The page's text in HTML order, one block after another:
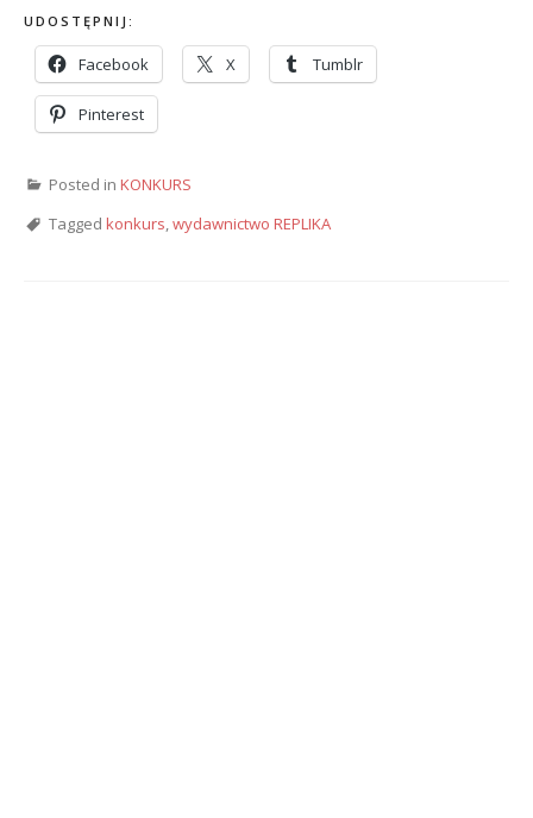
UDOSTĘPNIJ:
Facebook X Tumblr
Pinterest
Posted in KONKURS
Tagged konkurs,wydawnictwo REPLIKA